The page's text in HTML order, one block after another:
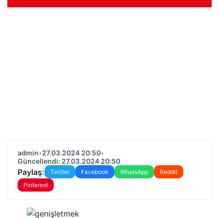
admin•27.03.2024 20:50•
Güncellendi: 27.03.2024 20:50
Paylaş: Twitter Facebook WhatsApp
Reddit
Pinterest